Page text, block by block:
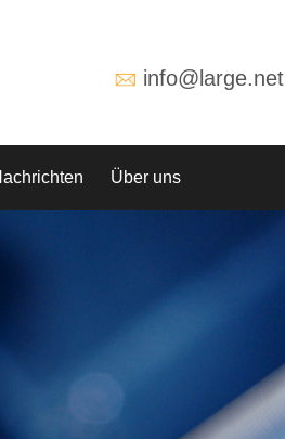
info@large.net
Über uns